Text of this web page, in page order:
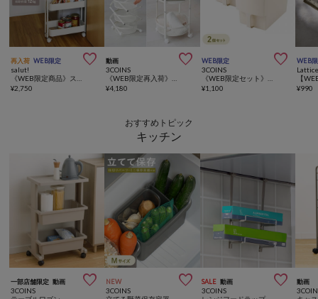
再入荷 WEB限定 
salut!
¥2,750
動画 
3COINS
¥4,180
WEB限定 
3COINS
¥1,100
WEB
¥990
おすすめトピック
キッチン
一部店舗限定 動画 
3COINS
NEW 
3COINS
SALE 動画 
3COINS
動画